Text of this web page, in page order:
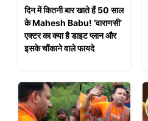
दिन में कितनी बार खाते हैं 50 साल
के Mahesh Babu! ‘वाराणसी’
एक्टर का क्या है डाइट प्लान और
इसके चौंकाने वाले फायदे